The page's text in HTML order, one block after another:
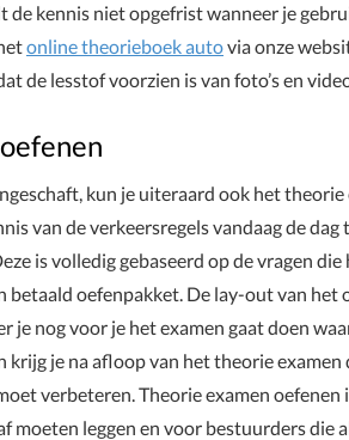
kennis niet opgefrist wanneer je
online theorieboek autovia onze
de lesstof voorzien is van foto’s en
kun je uiteraard ook het theorie
van de verkeersregels vandaag de dag
is volledig gebaseerd op de vragen
betaald oefenpakket. De lay-out van het
je nog voor je het examen gaat doen
krijg je na afloop van het theorie
verbeteren. Theorie examen
moeten leggen en voor bestuurders die